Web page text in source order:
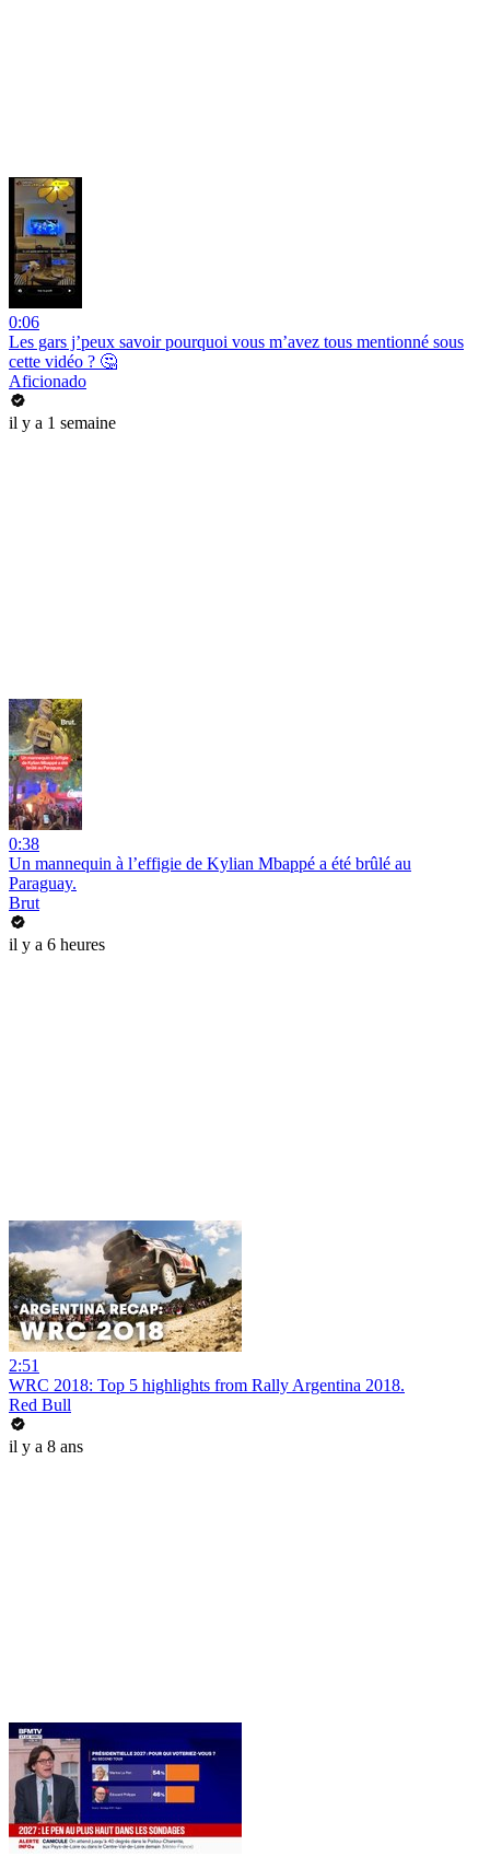
0:06
Les gars j’peux savoir pourquoi vous m’avez tous mentionné sous
cette vidéo ? 🤔
Aficionado
il y a 1 semaine
0:38
Un mannequin à l’effigie de Kylian Mbappé a été brûlé au
Paraguay.
Brut
il y a 6 heures
2:51
WRC 2018: Top 5 highlights from Rally Argentina 2018.
Red Bull
il y a 8 ans